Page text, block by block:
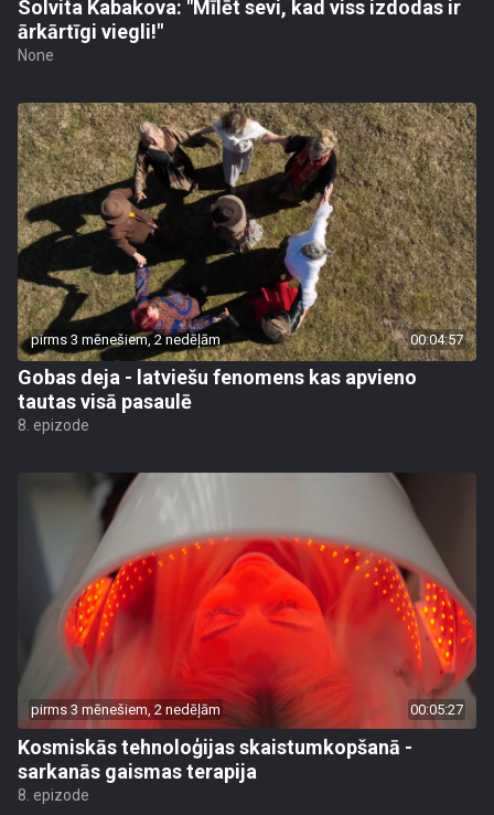
Solvita Kabakova: "Mīlēt sevi, kad viss izdodas ir
ārkārtīgi viegli!"
None
pirms 3 mēnešiem, 2 nedēļām 00:04:57
Gobas deja - latviešu fenomens kas apvieno
tautas visā pasaulē
8. epizode
pirms 3 mēnešiem, 2 nedēļām 00:05:27
Kosmiskās tehnoloģijas skaistumkopšanā -
sarkanās gaismas terapija
8. epizode